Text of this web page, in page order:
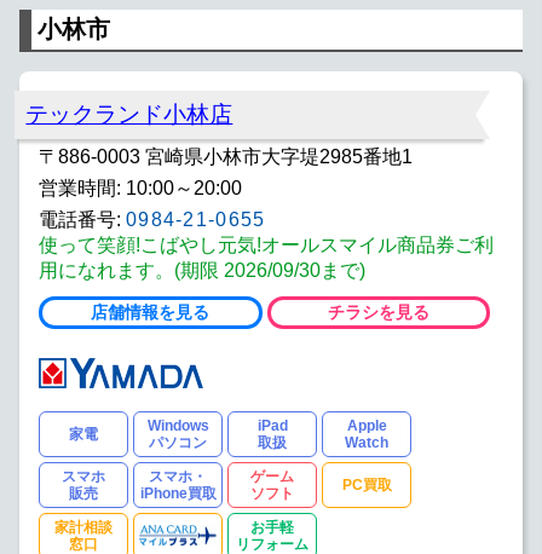
小林市
テックランド小林店
〒886-0003 宮崎県小林市大字堤2985番地1
営業時間: 10:00～20:00
電話番号: 0984-21-0655
使って笑顔!こばやし元気!オールスマイル商品券ご利
用になれます。(期限 2026/09/30まで)
店舗情報を見る チラシを見る
家電
Windows
パソコン
iPad
取扱
Apple
Watch
スマホ
販売
スマホ・
iPhone買取
ゲーム
ソフト
PC買取
家計相談
窓口
お手軽
リフォーム